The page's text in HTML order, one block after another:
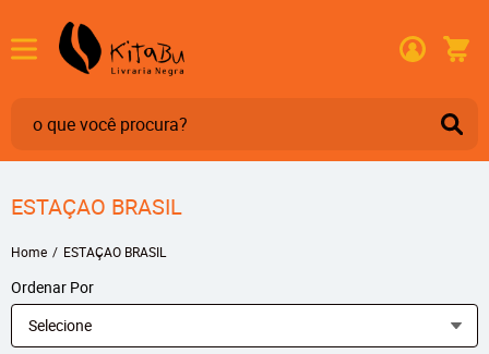
ESTAÇAO BRASIL
Home ESTAÇAO BRASIL
Ordenar Por
Selecione